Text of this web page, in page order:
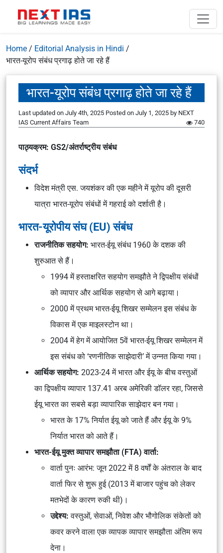
Home / Editorial Analysis in Hindi /
भारत-यूरोप संबंध प्रगाढ़ होते जा रहे हैं
भारत-यूरोप संबंध प्रगाढ़ होते जा रहे हैं
Last updated on July 4th, 2025 Posted on July 1, 2025 by NEXT
IAS Current Affairs Team
740
पाठ्यक्रम: GS2/अंतर्राष्ट्रीय संबंध
संदर्भ
विदेश मंत्री एस. जयशंकर की एक महीने में यूरोप की दूसरी
यात्रा भारत-यूरोप संबंधों में गहराई को दर्शाती है।
भारत-यूरोपीय संघ (EU) संबंध
राजनीतिक सहयोग: भारत-ईयू संबंध 1960 के दशक की
शुरुआत से हैं।
1994 में हस्ताक्षरित सहयोग समझौते ने द्विपक्षीय संबंधों
को व्यापार और आर्थिक सहयोग से आगे बढ़ाया।
2000 में प्रथम भारत-ईयू शिखर सम्मेलन इस संबंध के
विकास में एक माइलस्टोन था।
2004 में हेग में आयोजित 5वें भारत-ईयू शिखर सम्मेलन में
इस संबंध को ‘रणनीतिक साझेदारी’ में उन्नत किया गया।
आर्थिक सहयोग: 2023-24 में भारत और ईयू के बीच वस्तुओं
का द्विपक्षीय व्यापार 137.41 अरब अमेरिकी डॉलर रहा, जिससे
ईयू भारत का सबसे बड़ा व्यापारिक साझेदार बन गया।
भारत के 17% निर्यात ईयू को जाते हैं और ईयू के 9%
निर्यात भारत को आते हैं।
भारत-ईयू मुक्त व्यापार समझौता (FTA) वार्ता:
वार्ता पुनः आरंभ: जून 2022 में 8 वर्षों के अंतराल के बाद
वार्ता फिर से शुरू हुई (2013 में बाजार पहुंच को लेकर
मतभेदों के कारण रुकी थी)।
उद्देश्य:वस्तुओं, सेवाओं, निवेश और भौगोलिक संकेतों को
कवर करने वाला एक व्यापक व्यापार समझौता अंतिम रूप
देना।